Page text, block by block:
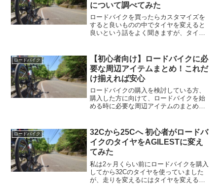
について調べてみた
ロードバイクを買ったらカスタマイズを
すると良いものの中でタイヤを変えると
良いという話をよく聞きますが、タイヤ
がざっくり調べた内容を備忘として残し
ておこうと思います。ホイ...
ロードバイク
【初心者向け】ロードバイクに必
要な周辺アイテムまとめ！これだ
け揃えれば安心
ロードバイクの購入を検討している方、
購入した方に向けて、ロードバイクを始
める時に必要な周辺アイテムのまとめで
のをまとめましたので何を買えば良いか
わからないという方は参考にしてみてく
ださい。
ロードバイク
32Cから25Cへ 初心者がロードバ
イクのタイヤをAGILESTに変え
てみた
私は2ヶ月くらい前にロードバイクを購入
してから32Cのタイヤを使っていました
が、走りを変えるにはタイヤを変えるの